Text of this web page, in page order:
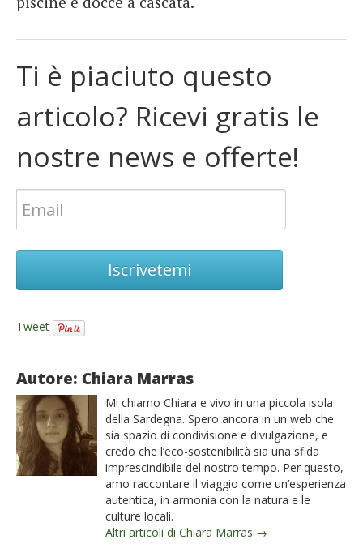
Ti è piaciuto questo
articolo? Ricevi gratis le
nostre news e offerte!
Iscrivetemi
Tweet
Autore: Chiara Marras
Mi chiamo Chiara e vivo in una piccola isola
della Sardegna. Spero ancora in un web che
sia spazio di condivisione e divulgazione, e
credo che l’eco-sostenibilità sia una sfida
imprescindibile del nostro tempo. Per questo,
amo raccontare il viaggio come un’esperienza
autentica, in armonia con la natura e le
culture locali.
Altri articoli di Chiara Marras →